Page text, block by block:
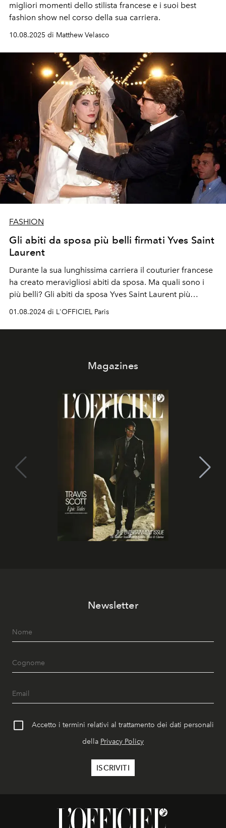
migliori momenti dello stilista francese e i suoi best
fashion show nel corso della sua carriera.
10.08.2025 di Matthew Velasco
FASHION
Gli abiti da sposa più belli firmati Yves Saint
Laurent
Durante la sua lunghissima carriera il couturier francese
ha creato meravigliosi abiti da sposa. Ma quali sono i
più belli? Gli abiti da sposa Yves Saint Laurent più
iconici, per trovare l'ispirazione del bridal look.
01.08.2024 di L'OFFICIEL Paris
Magazines
Newsletter
Accetto i termini relativi al trattamento dei dati personali
della Privacy Policy